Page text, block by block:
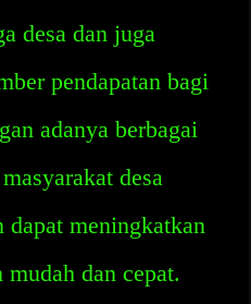
desa dan juga
pendapatan bagi
adanya berbagai
desa
dapat meningkatkan
dan cepat.